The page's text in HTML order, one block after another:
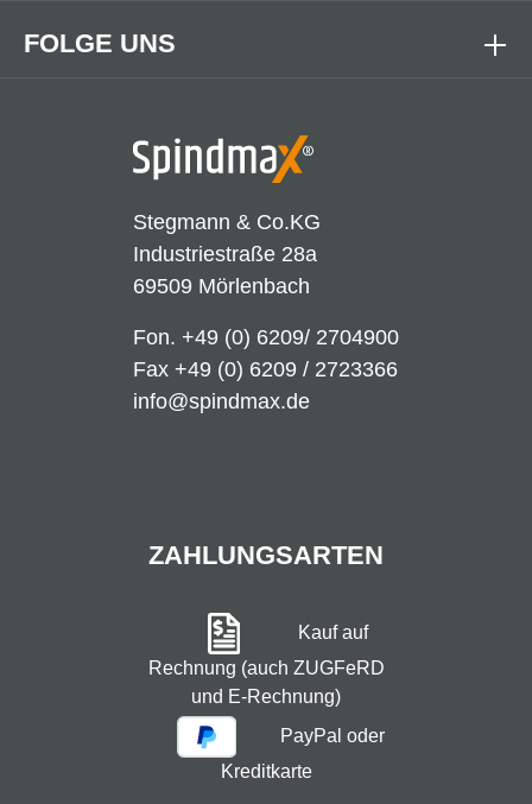
Stegmann & Co.KG
Industriestraße 28a
69509 Mörlenbach
Fon. +49 (0) 6209/ 2704900
Fax +49 (0) 6209 / 2723366
info@spindmax.de
FOLGE UNS
ZAHLUNGSARTEN
Kauf auf
Rechnung (auch ZUGFeRD
und E-Rechnung)
PayPal oder
Kreditkarte